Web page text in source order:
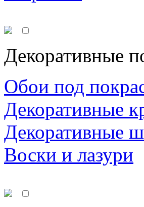
Декоративные
Обои под
Декоративные
Декоративные
Воски и лазури